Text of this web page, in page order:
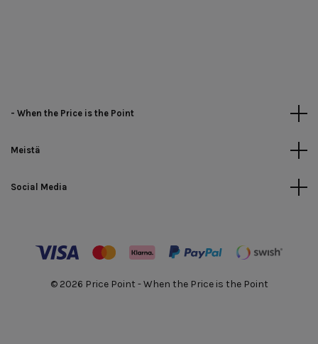
- When the Price is the Point
Meistä
Social Media
© 2026 Price Point - When the Price is the Point